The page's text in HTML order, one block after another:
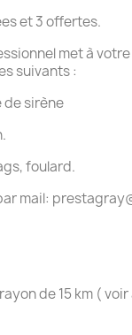
et 3 offertes.
met à
suivants :
de sirène
foulard.
mail:
de 15 km (